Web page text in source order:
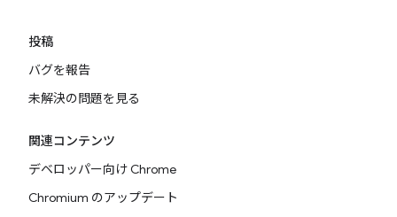
投稿
バグを報告
未解決の問題を見る
関連コンテンツ
デベロッパー向け Chrome
Chromium のアップデート